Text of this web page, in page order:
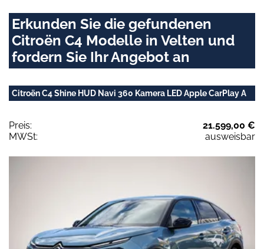
Erkunden Sie die gefundenen
Citroën C4 Modelle in Velten und
fordern Sie Ihr Angebot an
Citroën C4 Shine HUD Navi 360 Kamera LED Apple CarPlay A
Preis:
21.599,00 €
MWSt:
ausweisbar